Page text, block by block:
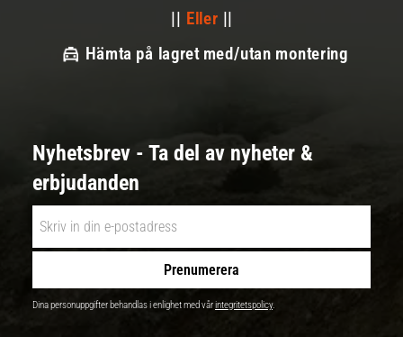
|| Eller ||
Hämta på lagret med/utan montering
Nyhetsbrev - Ta del av nyheter &
erbjudanden
Prenumerera
Dina personuppgifter behandlas i enlighet med vårintegritetspolicy.